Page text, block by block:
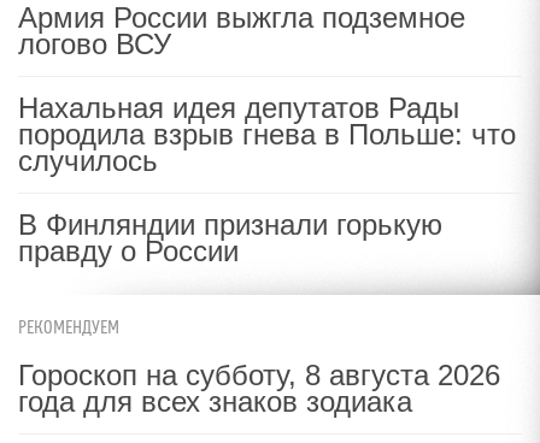
Армия России выжгла подземное
логово ВСУ
Нахальная идея депутатов Рады
породила взрыв гнева в Польше: что
случилось
В Финляндии признали горькую
правду о России
РЕКОМЕНДУЕМ
Гороскоп на субботу, 8 августа 2026
года для всех знаков зодиака